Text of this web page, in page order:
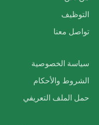
التوظيف
تواصل معنا
سياسة الخصوصية
الشروط والأحكام
حمل الملف التعريفي